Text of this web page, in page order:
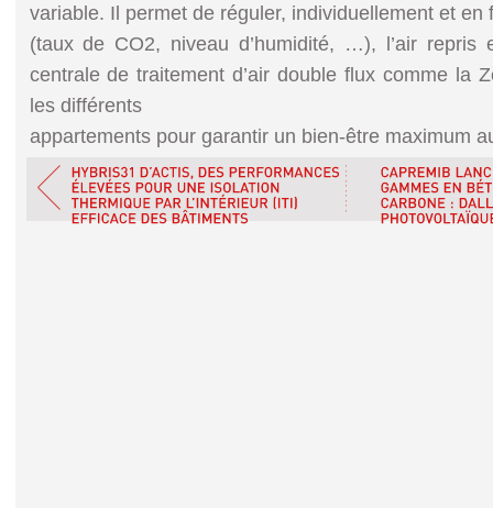
variable. Il permet de réguler, individuellement et en
(taux de CO2, niveau d’humidité, …), l’air repris
centrale de traitement d’air double flux comme la
les différents
appartements pour garantir un bien-être maximum